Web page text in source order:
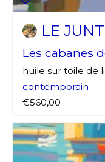
LE
Les cabanes
huile sur toile de
contemporain
€560,00